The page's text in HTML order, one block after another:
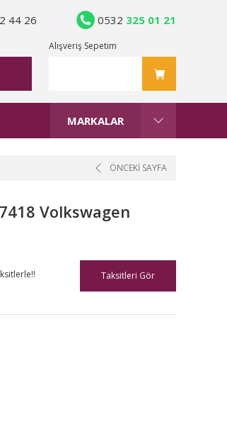
Alışveriş Sepetim
44 26 0532 325 01 21
MARKALAR
ÖNCEKİ SAYFA
Volkswagen
Taksitleri Gör